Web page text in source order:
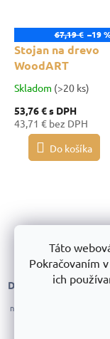
Táto
Pokračovaním
ich
67,19 € –19
Stojan na drevo
WoodART
Skladom (>20 ks)
53,76 €s DPH
43,71 € bez DPH
Do košíka
Doprava zadarmo
nadrozmernú prepravu